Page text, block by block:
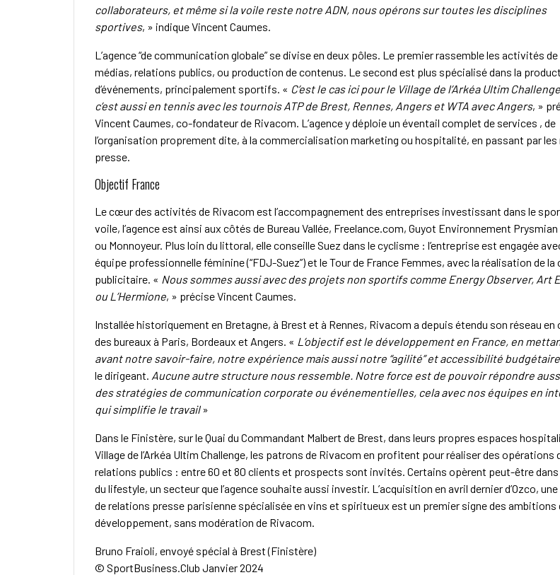
collaborateurs, et même si la voile reste notre ADN, nous opérons sur toutes les disciplines
sportives, » indique Vincent Caumes.
L’agence “de communication globale” se divise en deux pôles. Le premier rassemble les activités
médias, relations publics, ou production de contenus. Le second est plus spécialisé dans la
d’événements, principalement sportifs. « C’est le cas ici pour le Village de l’Arkéa Ultim
c’est aussi en tennis avec les tournois ATP de Brest, Rennes, Angers et WTA avec Angers, »
Vincent Caumes, co-fondateur de Rivacom. L’agence y déploie un éventail complet de services , de
l’organisation proprement dite, à la commercialisation marketing ou hospitalité, en passant par
presse.
Objectif France
Le cœur des activités de Rivacom est l’accompagnement des entreprises investissant dans le
voile, l’agence est ainsi aux côtés de Bureau Vallée, Freelance.com, Guyot Environnement Prysmian
ou Monnoyeur. Plus loin du littoral, elle conseille Suez dans le cyclisme : l’entreprise est engagée
équipe professionnelle féminine (“FDJ-Suez”) et le Tour de France Femmes, avec la réalisation de la
publicitaire. « Nous sommes aussi avec des projets non sportifs comme Energy Observer, Art
ou L’Hermione, » précise Vincent Caumes.
Installée historiquement en Bretagne, à Brest et à Rennes, Rivacom a depuis étendu son réseau en
des bureaux à Paris, Bordeaux et Angers. « L’objectif est le développement en France, en
avant notre savoir-faire, notre expérience mais aussi notre “agilité” et accessibilité
le dirigeant. Aucune autre structure nous ressemble. Notre force est de pouvoir répondre
des stratégies de communication corporate ou événementielles, cela avec nos équipes en
qui simplifie le travail»
Dans le Finistère, sur le Quai du Commandant Malbert de Brest, dans leurs propres espaces
Village de l’Arkéa Ultim Challenge, les patrons de Rivacom en profitent pour réaliser des opérations
relations publics : entre 60 et 80 clients et prospects sont invités. Certains opèrent peut-être dans
du lifestyle, un secteur que l’agence souhaite aussi investir. L’acquisition en avril dernier d’Ozco,
de relations presse parisienne spécialisée en vins et spiritueux est un premier signe des ambitions
développement, sans modération de Rivacom.
Bruno Fraioli, envoyé spécial à Brest (Finistère)
© SportBusiness.Club Janvier 2024